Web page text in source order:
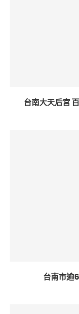
台南大天后宮
台南市逾